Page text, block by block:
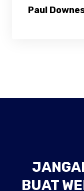
Paul
BUAT